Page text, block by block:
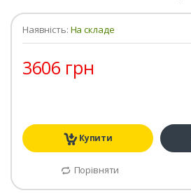
Наявність: На складе
3606 грн
Купити
Порівняти